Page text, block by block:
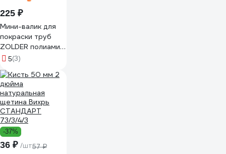
225 ₽
Мини-валик для
покраски труб
ZOLDER полиамид,
с ручкой, ворс 12
ЭК000135628
5(3)
-37%
36 ₽ /шт57 ₽